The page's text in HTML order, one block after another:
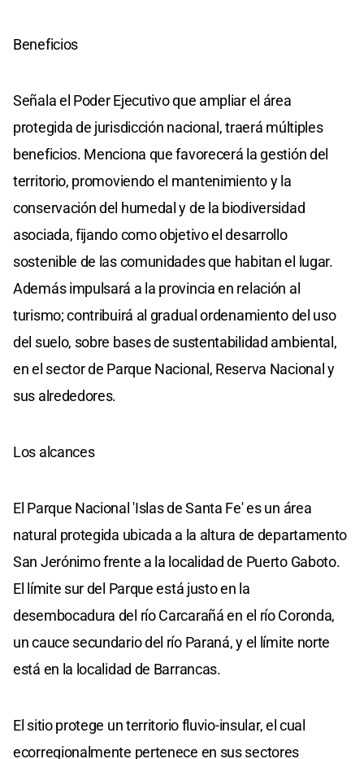
Beneficios
Señala el Poder Ejecutivo que ampliar el área
protegida de jurisdicción nacional, traerá múltiples
beneficios. Menciona que favorecerá la gestión del
territorio, promoviendo el mantenimiento y la
conservación del humedal y de la biodiversidad
asociada, fijando como objetivo el desarrollo
sostenible de las comunidades que habitan el lugar.
Además impulsará a la provincia en relación al
turismo; contribuirá al gradual ordenamiento del uso
del suelo, sobre bases de sustentabilidad ambiental,
en el sector de Parque Nacional, Reserva Nacional y
sus alrededores.
Los alcances
El Parque Nacional 'Islas de Santa Fe' es un área
natural protegida ubicada a la altura de departamento
San Jerónimo frente a la localidad de Puerto Gaboto.
El límite sur del Parque está justo en la
desembocadura del río Carcarañá en el río Coronda,
un cauce secundario del río Paraná, y el límite norte
está en la localidad de Barrancas.
El sitio protege un territorio fluvio-insular, el cual
ecorregionalmente pertenece en sus sectores